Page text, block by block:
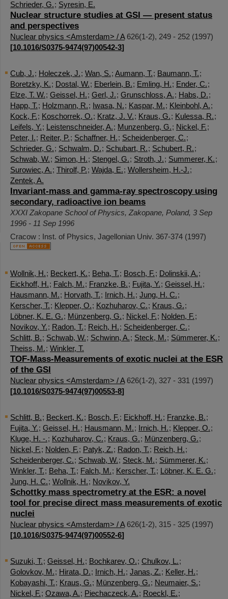
Schrieder, G.; Syresin, E.
Nuclear structure studies at GSI — present status
and perspectives
Nuclear physics <Amsterdam> / A 626(1-2), 249 - 252 (1997)
[10.1016/S0375-9474(97)00542-3]
Cub, J.; Holeczek, J.; Wan, S.; Aumann, T.; Baumann, T.;
Boretzky, K.; Dostal, W.; Eberlein, B.; Emling, H.; Ender, C.;
Elze, T. W.; Geissel, H.; Gerl, J.; Grunschloss, A.; Habs, D.;
Happ, T.; Holzmann, R.; Iwasa, N.; Kaspar, M.; Kleinbohl, A.;
Kock, F.; Koschorrek, O.; Kratz, J. V.; Kraus, G.; Kulessa, R.;
Leifels, Y.; Leistenschneider, A.; Munzenberg, G.; Nickel, F.;
Peter, I.; Reiter, P.; Schaffner, H.; Scheidenberger, C.;
Schrieder, G.; Schwalm, D.; Schubart, R.; Schubert, R.;
Schwab, W.; Simon, H.; Stengel, G.; Stroth, J.; Summerer, K.;
Surowiec, A.; Thirolf, P.; Wajda, E.; Wollersheim, H.-J.;
Zentek, A.
Invariant-mass and gamma-ray spectroscopy using
secondary, radioactive ion beams
XXXI Zakopane School of Physics, Zakopane, Poland, 3 Sep
1996 - 11 Sep 1996
Cracow : Inst. of Physics, Jagellonian Univ. 367-374 (1997)
Wollnik, H.; Beckert, K.; Beha, T.; Bosch, F.; Dolinskii, A.;
Eickhoff, H.; Falch, M.; Franzke, B.; Fujita, Y.; Geissel, H.;
Hausmann, M.; Horvath, T.; Irnich, H.; Jung, H. C.;
Kerscher, T.; Klepper, O.; Kozhuharov, C.; Kraus, G.;
Löbner, K. E. G.; Münzenberg, G.; Nickel, F.; Nolden, F.;
Novikov, Y.; Radon, T.; Reich, H.; Scheidenberger, C.;
Schlitt, B.; Schwab, W.; Schwinn, A.; Steck, M.; Sümmerer, K.;
Theiss, M.; Winkler, T.
TOF-Mass-Measurements of exotic nuclei at the ESR
of the GSI
Nuclear physics <Amsterdam> / A 626(1-2), 327 - 331 (1997)
[10.1016/S0375-9474(97)00553-8]
Schlitt, B.; Beckert, K.; Bosch, F.; Eickhoff, H.; Franzke, B.;
Fujita, Y.; Geissel, H.; Hausmann, M.; Irnich, H.; Klepper, O.;
Kluge, H. -.; Kozhuharov, C.; Kraus, G.; Münzenberg, G.;
Nickel, F.; Nolden, F.; Patyk, Z.; Radon, T.; Reich, H.;
Scheidenberger, C.; Schwab, W.; Steck, M.; Sümmerer, K.;
Winkler, T.; Beha, T.; Falch, M.; Kerscher, T.; Löbner, K. E. G.;
Jung, H. C.; Wollnik, H.; Novikov, Y.
Schottky mass spectrometry at the ESR: a novel
tool for precise direct mass measurements of exotic
nuclei
Nuclear physics <Amsterdam> / A 626(1-2), 315 - 325 (1997)
[10.1016/S0375-9474(97)00552-6]
Suzuki, T.; Geissel, H.; Bochkarev, O.; Chulkov, L.;
Golovkov, M.; Hirata, D.; Irnich, H.; Janas, Z.; Keller, H.;
Kobayashi, T.; Kraus, G.; Münzenberg, G.; Neumaier, S.;
Nickel, F.; Ozawa, A.; Piechaczeck, A.; Roeckl, E.;